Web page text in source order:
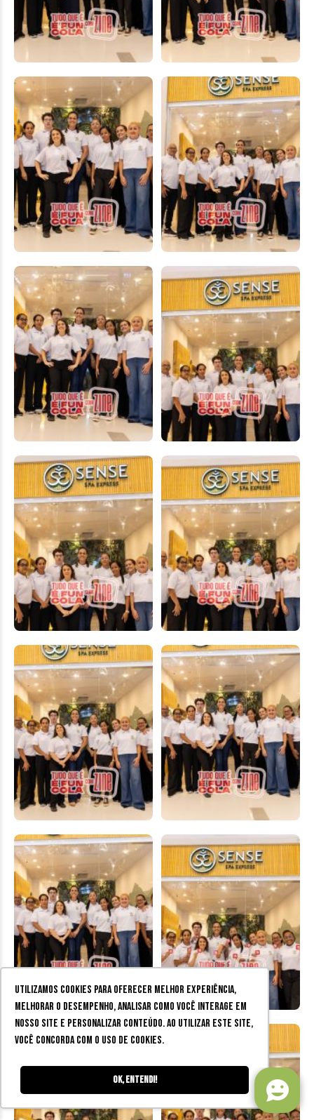
Utilizamos cookies para oferecer melhor experiência,
melhorar o desempenho, analisar como você interage em
nosso site e personalizar conteúdo. Ao utilizar este site,
você concorda com o uso de cookies.
Ok, entendi!